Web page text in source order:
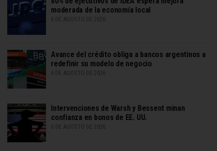
moderada de la economía local
6 DE AGOSTO DE 2026
Avance del crédito obliga a bancos argentinos a
redefinir su modelo de negocio
6 DE AGOSTO DE 2026
Intervenciones de Warsh y Bessent minan
confianza en bonos de EE. UU.
6 DE AGOSTO DE 2026